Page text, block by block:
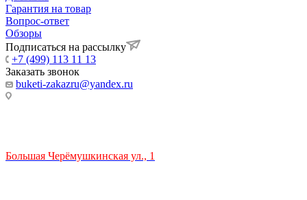
Гарантия на товар
Вопрос-ответ
Обзоры
Подписаться на рассылку
+7 (499) 113 11 13
Заказать звонок
buketi-zakazru@yandex.ru
Большая Черёмушкинская ул., 1